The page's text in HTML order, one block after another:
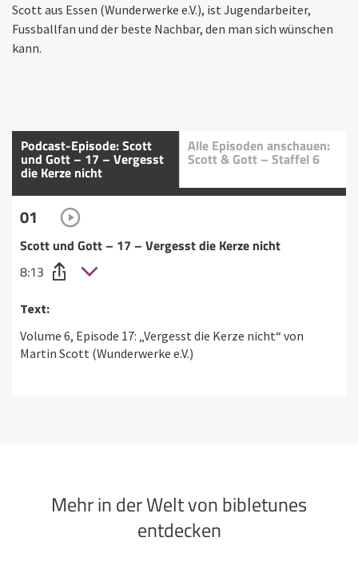
Scott aus Essen (Wunderwerke e.V.), ist Jugendarbeiter,
Fussballfan und der beste Nachbar, den man sich wünschen
kann.
Podcast-Episode: Scott
und Gott – 17 – Vergesst
die Kerze nicht
Alle Episoden anschauen:
Scott & Gott – Staffel 6
01
Scott und Gott – 17 – Vergesst die Kerze nicht
8:13
Text:
Volume 6, Episode 17: „Vergesst die Kerze nicht“ von
Martin Scott (Wunderwerke e.V.)
Mehr in der Welt von bibletunes
entdecken